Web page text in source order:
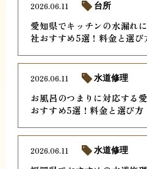
愛知県でキッチンの水漏れ
社おすすめ5選！料金と選び
2026.06.11 台所
お風呂のつまりに対応する
おすすめ5選！料金と選び方
2026.06.11 水道修理
2026.06.11 水道修理